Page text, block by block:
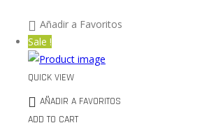
Añadir a Favoritos
Sale !
QUICK VIEW
AÑADIR A FAVORITOS
ADD TO CART